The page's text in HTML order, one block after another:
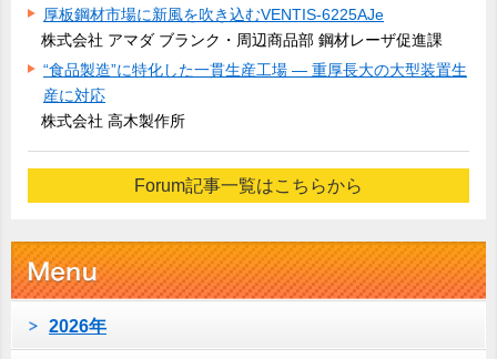
厚板鋼材市場に新風を吹き込むVENTIS-6225AJe
株式会社 アマダ ブランク・周辺商品部 鋼材レーザ促進課
“食品製造”に特化した一貫生産工場 ― 重厚長大の大型装置生
産に対応
株式会社 高木製作所
Forum記事一覧はこちらから
2026年